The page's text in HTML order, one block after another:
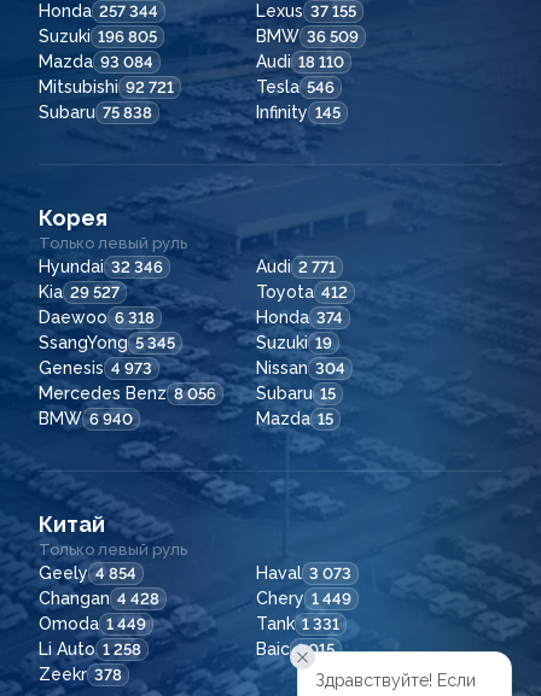
Honda 257 344 Lexus 37 155
Suzuki 196 805 BMW 36 509
Mazda 93 084 Audi 18 110
Mitsubishi 92 721 Tesla 546
Subaru 75 838 Infinity 145
Корея
Только левый руль
Hyundai 32 346 Audi 2 771
Kia 29 527 Toyota 412
Daewoo 6 318 Honda 374
SsangYong 5 345 Suzuki 19
Genesis 4 973 Nissan 304
Mercedes Benz 8 056 Subaru 15
BMW 6 940 Mazda 15
Китай
Только левый руль
Geely 4 854 Haval 3 073
Changan 4 428 Chery 1 449
Omoda 1 449 Tank 1 331
Li Auto 1 258 Baic 1 015
Zeekr 378
Здравствуйте! Если